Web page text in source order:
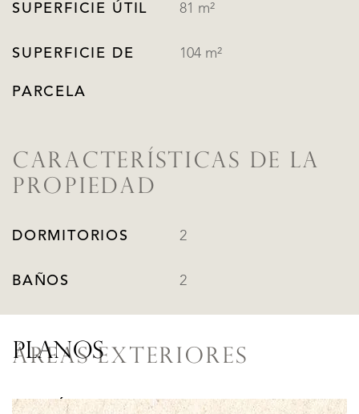
SUPERFICIE ÚTIL 81 m²
SUPERFICIE DE
PARCELA
104 m²
CARACTERÍSTICAS DE LA
PROPIEDAD
DORMITORIOS 2
BAÑOS 2
ÁREAS EXTERIORES
BALCÓN Sí
PLANOS